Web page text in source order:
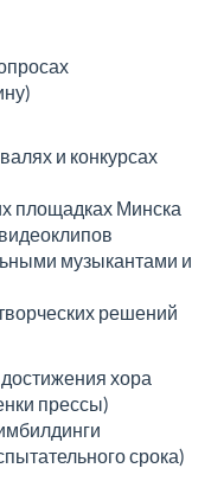
и конкурсах
площадках Минска
музыкантами и
решений
хора
прессы)
срока)